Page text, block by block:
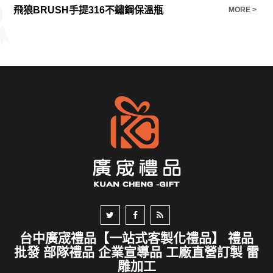
飛狼BRUSH手提316不鏽鋼保溫瓶 MORE >
台中廣宬禮品【一站式客製化禮品】 禮品
批發 部隊禮品 企業宣導品 工廠直營訂製 雷
雕加工